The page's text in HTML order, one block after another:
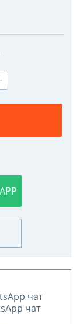
чат
чат